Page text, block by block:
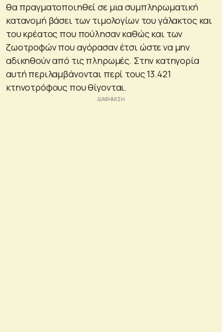
θα πραγματοποιηθεί σε μια συμπληρωματική
κατανομή βάσει των τιμολογίων του γάλακτος και
του κρέατος που πούλησαν καθώς και των
ζωοτροφών που αγόρασαν έτσι ώστε να μην
αδικηθούν από τις πληρωμές. Στην κατηγορία
αυτή περιλαμβάνονται περί τους 13.421
κτηνοτρόφους που θίγονται.